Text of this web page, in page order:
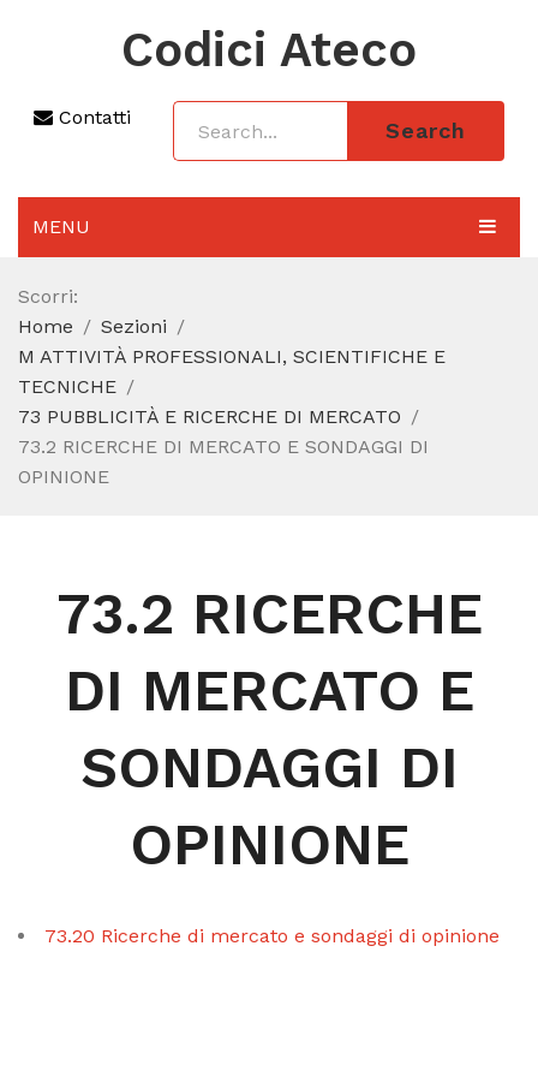
Codici Ateco
Contatti
Search
MENU
AGGIORNAMENTO 2025
SEZIONI
CODICE ATECO A COSA SERVE
CODICE FISCALE
Scorri:
Home
Sezioni
M ATTIVITÀ PROFESSIONALI, SCIENTIFICHE E
TECNICHE
73 PUBBLICITÀ E RICERCHE DI MERCATO
73.2 RICERCHE DI MERCATO E SONDAGGI DI
OPINIONE
73.2 RICERCHE
DI MERCATO E
SONDAGGI DI
OPINIONE
73.20 Ricerche di mercato e sondaggi di opinione